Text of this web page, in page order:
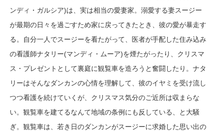
ンディ・ガルシア)は、実は相当の愛妻家。溺愛する妻スージー
が最期の日々を過ごすため家に戻ってきたとき、彼の愛が暴走す
る。自分一人でスージーを看たがって、医者が手配した住み込み
の看護師ナタリー(マンディ・ムーア)を煙たがったり、クリスマ
ス・プレゼントとして裏庭に観覧車を造ろうと奮闘したり。ナタ
リーはそんなダンカンの心情を理解して、彼のイヤミを受け流し
つつ看護を続けていくが、クリスマス気分のご近所は収まらな
い。観覧車を建てるなんて地域の条例にも反している、と大騒
ぎ。観覧車は、若き日のダンカンがスージーに求婚した思い出の